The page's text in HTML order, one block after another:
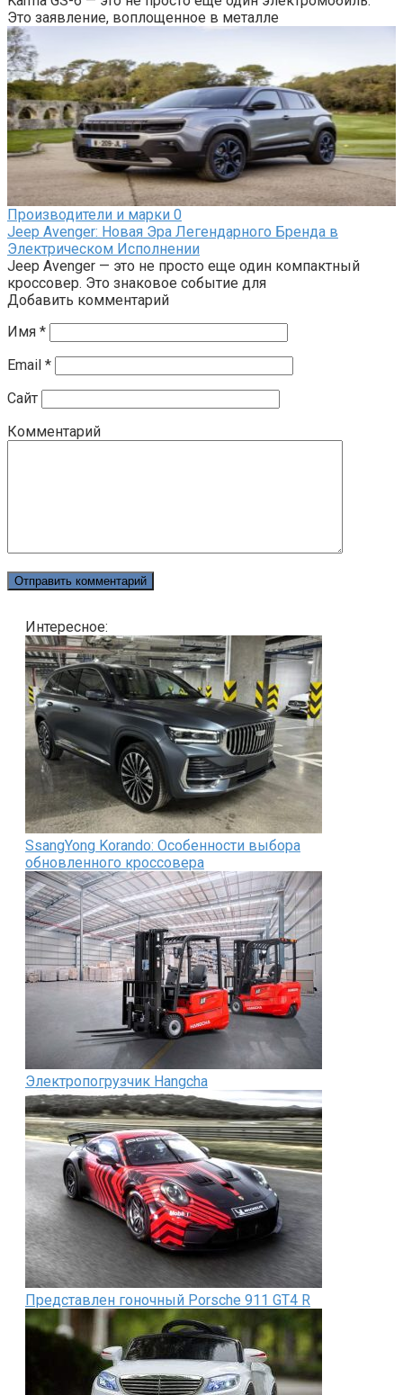
Это заявление, воплощенное в металле
Производители и марки 0
Jeep Avenger: Новая Эра Легендарного Бренда в
Электрическом Исполнении
Jeep Avenger — это не просто еще один компактный
кроссовер. Это знаковое событие для
Добавить комментарий
Имя *
Email *
Сайт
Комментарий
Интересное:
SsangYong Korando: Особенности выбора
обновленного кроссовера
Электропогрузчик Hangcha
Представлен гоночный Porsche 911 GT4 R